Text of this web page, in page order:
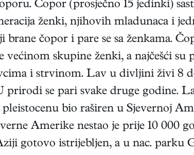
Čopor (prosječno 15 jedinki)
ženki, njihovih mladunaca i
brane čopor i pare se sa ženkama.
većinom skupine ženki, a najčešći
i strvinom. Lav u divljini živi 8
prirodi se pari svake druge godine.
pleistocenu bio raširen u Sjevernoj
Amerike nestao je prije 10 000
gotovo istrijebljen, a u nac. parku